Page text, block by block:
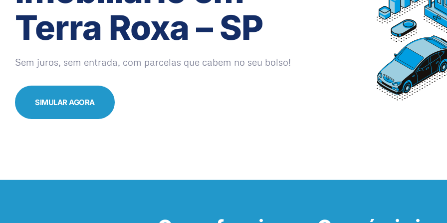
Terra Roxa – SP
Sem juros, sem entrada, com parcelas que cabem no seu bolso!
SIMULAR AGORA